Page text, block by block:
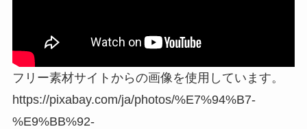
フリー素材サイトからの画像を使用しています。
https://pixabay.com/ja/photos/%E7%94%B7-
%E9%BB%92-